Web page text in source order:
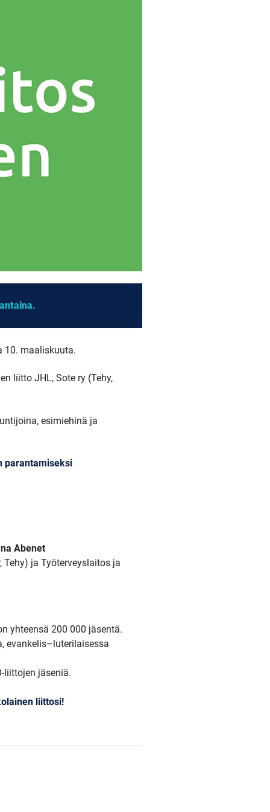
10. maaliskuuta.
liitto JHL, Sote ry (Tehy,
esimiehinä ja
parantamiseksi
Abenet
ja Työterveyslaitos ja
yhteensä 200 000 jäsentä.
evankelis–luterilaisessa
liittojen jäseniä.
liittosi!